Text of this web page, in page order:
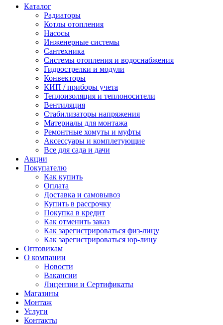
Каталог
Радиаторы
Котлы отопления
Насосы
Инженерные системы
Сантехника
Системы отопления и водоснабжения
Гидрострелки и модули
Конвекторы
КИП / приборы учета
Теплоизоляция и теплоносители
Вентиляция
Стабилизаторы напряжения
Материалы для монтажа
Ремонтные хомуты и муфты
Аксессуары и комплетующие
Все для сада и дачи
Акции
Покупателю
Как купить
Оплата
Доставка и самовывоз
Купить в рассрочку
Покупка в кредит
Как отменить заказ
Как зарегистрироваться физ-лицу
Как зарегистрироваться юр-лицу
Оптовикам
О компании
Новости
Вакансии
Лицензии и Сертификаты
Магазины
Монтаж
Услуги
Контакты